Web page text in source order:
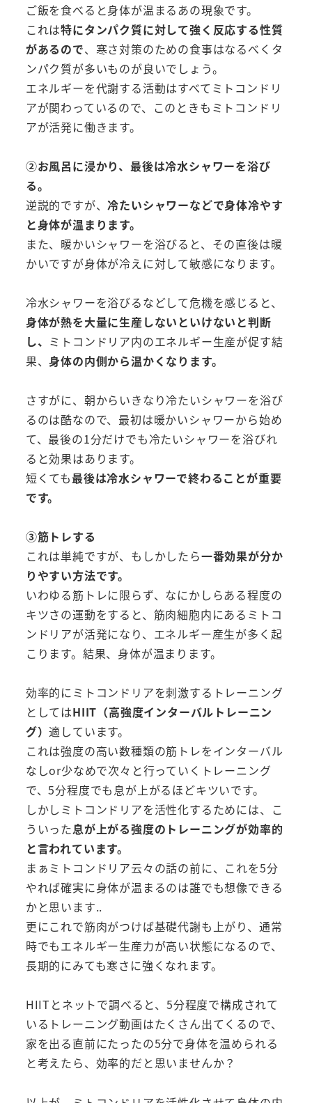
ご飯を食べると身体が温まるあの現象です。
これは特にタンパク質に対して強く反応する性質
があるので、寒さ対策のための食事はなるべくタ
ンパク質が多いものが良いでしょう。
エネルギーを代謝する活動はすべてミトコンドリ
アが関わっているので、このときもミトコンドリ
アが活発に働きます。
②お風呂に浸かり、最後は冷水シャワーを浴び
る。
逆説的ですが、冷たいシャワーなどで身体冷やす
と身体が温まります。
また、暖かいシャワーを浴びると、その直後は暖
かいですが身体が冷えに対して敏感になります。
冷水シャワーを浴びるなどして危機を感じると、
身体が熱を大量に生産しないといけないと判断
し、 ミトコンドリア内のエネルギー生産が促す結
果、 身体の内側から温かくなります。
さすがに、朝からいきなり冷たいシャワーを浴び
るのは酷なので、最初は暖かいシャワーから始め
て、最後の1分だけでも冷たいシャワーを浴びれ
ると効果はあります。
短くても最後は冷水シャワーで終わることが重要
です。
③筋トレする
これは単純ですが、もしかしたら一番効果が分か
りやすい方法です。
いわゆる筋トレに限らず、なにかしらある程度の
キツさの運動をすると、筋肉細胞内にあるミトコ
ンドリアが活発になり、エネルギー産生が多く起
こります。結果、身体が温まります。
効率的にミトコンドリアを刺激するトレーニング
としてはHIIT（高強度インターバルトレーニン
グ）適しています。
これは強度の高い数種類の筋トレをインターバル
なしor少なめで次々と行っていくトレーニング
で、5分程度でも息が上がるほどキツいです。
しかしミトコンドリアを活性化するためには、こ
ういった息が上がる強度のトレーニングが効率的
と言われています。
まぁミトコンドリア云々の話の前に、これを5分
やれば確実に身体が温まるのは誰でも想像できる
かと思います..
更にこれで筋肉がつけば基礎代謝も上がり、通常
時でもエネルギー生産力が高い状態になるので、
長期的にみても寒さに強くなれます。
HIITとネットで調べると、5分程度で構成されて
いるトレーニング動画はたくさん出てくるので、
家を出る直前にたったの5分で身体を温められる
と考えたら、効率的だと思いませんか？